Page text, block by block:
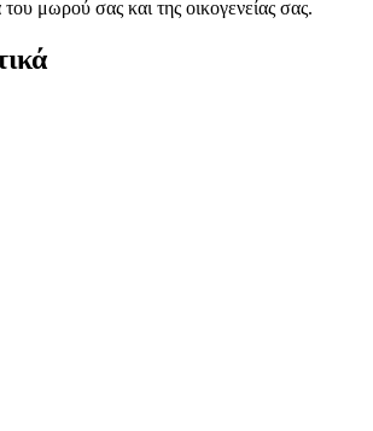
μωρού σας και της οικογενείας σας.